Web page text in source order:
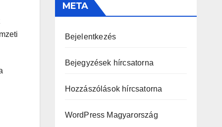
META
Bejelentkezés
Bejegyzések hírcsatorna
Hozzászólások hírcsatorna
WordPress Magyarország